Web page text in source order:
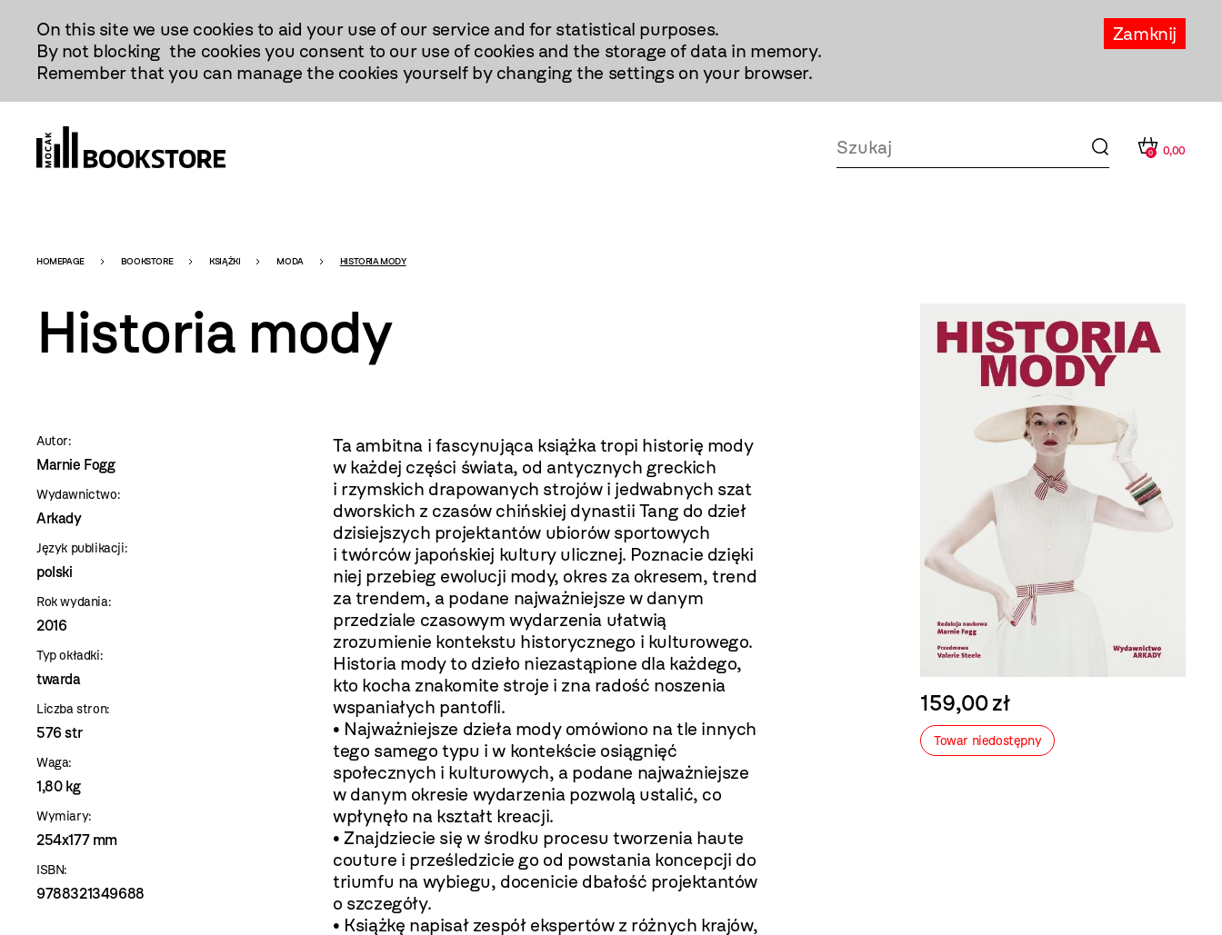
Treści
Zamknij
On this site we use cookies to aid your use of our service and for statistical purposes.
By not blocking the cookies you consent to our use of cookies and the storage of data in memory.
Remember that you can manage the cookies yourself by changing the settings on your browser.
0 0,00
Bookstore
-
szablon
szczegóły
HOMEPAGE BOOKSTORE KSIĄŻKI MODA HISTORIA MODY
Historia mody
Autor:
Marnie Fogg
Wydawnictwo:
Arkady
Język publikacji:
polski
Rok wydania:
2016
Typ okładki:
twarda
Liczba stron:
576 str
Waga:
1,80 kg
Wymiary:
254x177 mm
ISBN:
9788321349688
Ta ambitna i fascynująca książka tropi historię mody
w każdej części świata, od antycznych greckich
i rzymskich drapowanych strojów i jedwabnych szat
dworskich z czasów chińskiej dynastii Tang do dzieł
dzisiejszych projektantów ubiorów sportowych
i twórców japońskiej kultury ulicznej. Poznacie dzięki
niej przebieg ewolucji mody, okres za okresem, trend
za trendem, a podane najważniejsze w danym
przedziale czasowym wydarzenia ułatwią
zrozumienie kontekstu historycznego i kulturowego.
Historia mody to dzieło niezastąpione dla każdego,
kto kocha znakomite stroje i zna radość noszenia
wspaniałych pantofli.
• Najważniejsze dzieła mody omówiono na tle innych
tego samego typu i w kontekście osiągnięć
społecznych i kulturowych, a podane najważniejsze
w danym okresie wydarzenia pozwolą ustalić, co
wpłynęło na kształt kreacji.
• Znajdziecie się w środku procesu tworzenia haute
couture i prześledzicie go od powstania koncepcji do
triumfu na wybiegu, docenicie dbałość projektantów
o szczegóły.
• Książkę napisał zespół ekspertów z różnych krajów,
159,00 zł
Towar niedostępny